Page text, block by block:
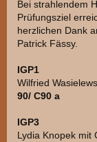
Bei strahlendem
Prüfungsziel
herzlichen Dank
Patrick Fässy.
IGP1
Wilfried
90/ C90 a
IGP3
Lydia Knopek